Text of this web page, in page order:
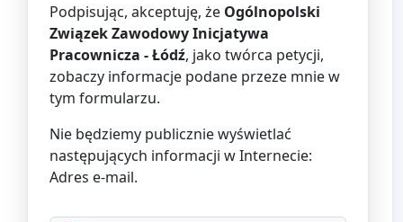
Podpisując, akceptuję, że Ogólnopolski
Związek Zawodowy Inicjatywa
Pracownicza - Łódź, jako twórca petycji,
zobaczy informacje podane przeze mnie w
tym formularzu.
Nie będziemy publicznie wyświetlać
następujących informacji w Internecie:
Adres e-mail.